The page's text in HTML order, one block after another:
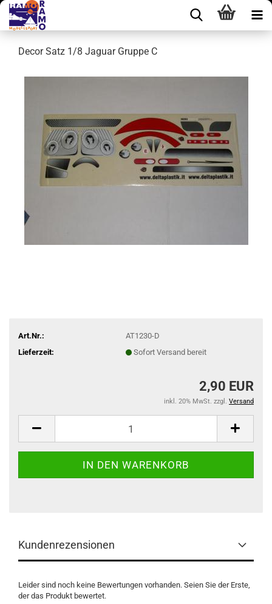
Decor Satz 1/8 Jaguar Gruppe C
Art.Nr.:
AT1230-D
Lieferzeit:
Sofort Versand bereit
2,90 EUR
inkl. 20% MwSt. zzgl. Versand
Kundenrezensionen
Leider sind noch keine Bewertungen vorhanden. Seien Sie der Erste,
der das Produkt bewertet.